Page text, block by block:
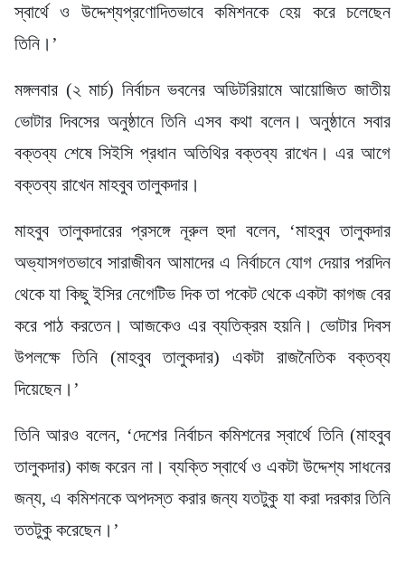
স্বার্থে ও উদ্দেশ্যপ্রণোদিতভাবে কমিশনকে হেয় করে চলেছেন
তিনি।’
মঙ্গলবার (২ মার্চ) নির্বাচন ভবনের অডিটরিয়ামে আয়োজিত জাতীয়
ভোটার দিবসের অনুষ্ঠানে তিনি এসব কথা বলেন। অনুষ্ঠানে সবার
বক্তব্য শেষে সিইসি প্রধান অতিথির বক্তব্য রাখেন। এর আগে
বক্তব্য রাখেন মাহবুব তালুকদার।
মাহবুব তালুকদারের প্রসঙ্গে নূরুল হুদা বলেন, ‘মাহবুব তালুকদার
অভ্যাসগতভাবে সারাজীবন আমাদের এ নির্বাচনে যোগ দেয়ার পরদিন
থেকে যা কিছু ইসির নেগেটিভ দিক তা পকেট থেকে একটা কাগজ বের
করে পাঠ করতেন। আজকেও এর ব্যতিক্রম হয়নি। ভোটার দিবস
উপলক্ষে তিনি (মাহবুব তালুকদার) একটা রাজনৈতিক বক্তব্য
দিয়েছেন।’
তিনি আরও বলেন, ‘দেশের নির্বাচন কমিশনের স্বার্থে তিনি (মাহবুব
তালুকদার) কাজ করেন না। ব্যক্তি স্বার্থে ও একটা উদ্দেশ্য সাধনের
জন্য, এ কমিশনকে অপদস্ত করার জন্য যতটুকু যা করা দরকার তিনি
ততটুকু করেছেন।’